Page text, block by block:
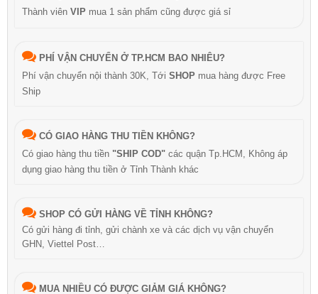
Thành viên VIP mua 1 sản phẩm cũng được giá sỉ
PHÍ VẬN CHUYỂN Ở TP.HCM BAO NHIÊU?
Phí vận chuyển nội thành 30K, Tới SHOP mua hàng được Free
Ship
CÓ GIAO HÀNG THU TIỀN KHÔNG?
Có giao hàng thu tiền "SHIP COD" các quận Tp.HCM, Không áp
dụng giao hàng thu tiền ở Tỉnh Thành khác
SHOP CÓ GỬI HÀNG VỀ TỈNH KHÔNG?
Có gửi hàng đi tỉnh, gửi chành xe và các dịch vụ vận chuyển
GHN, Viettel Post…
MUA NHIỀU CÓ ĐƯỢC GIẢM GIÁ KHÔNG?